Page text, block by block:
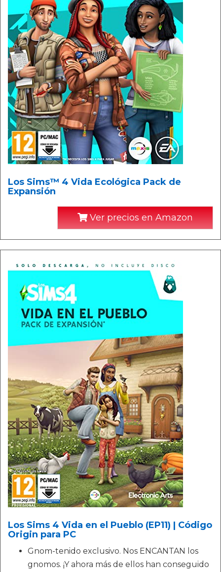
Los Sims™ 4 Vida Ecológica Pack de
Expansión
Ver precios en Amazon
Los Sims 4 Vida en el Pueblo (EP11) | Código
Origin para PC
Gnom-tenido exclusivo. Nos ENCANTAN los
gnomos. ¡Y ahora más de ellos han conseguido